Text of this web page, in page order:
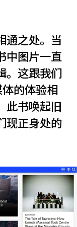
通之处。当
中图片一直
。这跟我们
的体验相
此书唤起旧
现正身处的